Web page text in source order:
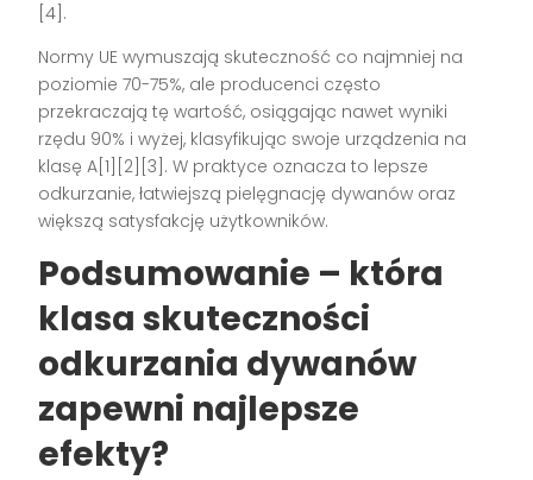
[4].
Normy UE wymuszają skuteczność co najmniej na
poziomie 70-75%, ale producenci często
przekraczają tę wartość, osiągając nawet wyniki
rzędu 90% i wyżej, klasyfikując swoje urządzenia na
klasę A[1][2][3]. W praktyce oznacza to lepsze
odkurzanie, łatwiejszą pielęgnację dywanów oraz
większą satysfakcję użytkowników.
Podsumowanie – która
klasa skuteczności
odkurzania dywanów
zapewni najlepsze
efekty?